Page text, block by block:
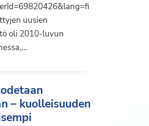
uusien
oli 2010-luvun
– kuolleisuuden